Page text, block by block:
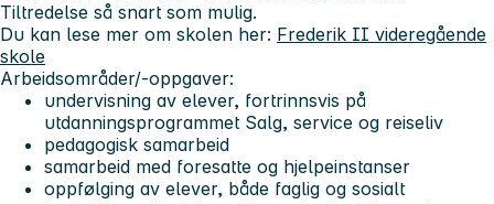
Tiltredelse så snart som mulig.
Du kan lese mer om skolen her: Frederik II videregående
skole
Arbeidsområder/-oppgaver:
undervisning av elever, fortrinnsvis på
utdanningsprogrammet Salg, service og reiseliv
pedagogisk samarbeid
samarbeid med foresatte og hjelpeinstanser
oppfølging av elever, både faglig og sosialt